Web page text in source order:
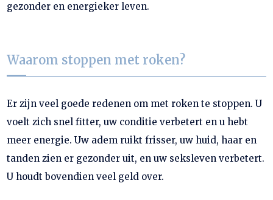
gezonder en energieker leven.
Waarom stoppen met roken?
Er zijn veel goede redenen om met roken te stoppen. U
voelt zich snel fitter, uw conditie verbetert en u hebt
meer energie. Uw adem ruikt frisser, uw huid, haar en
tanden zien er gezonder uit, en uw seksleven verbetert.
U houdt bovendien veel geld over.